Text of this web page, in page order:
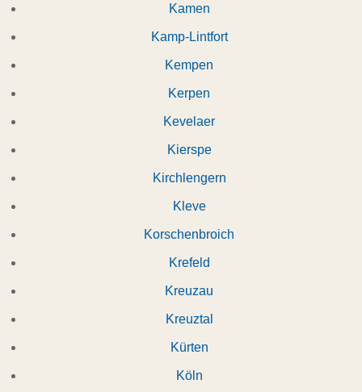
Kamen
Kamp-Lintfort
Kempen
Kerpen
Kevelaer
Kierspe
Kirchlengern
Kleve
Korschenbroich
Krefeld
Kreuzau
Kreuztal
Kürten
Köln